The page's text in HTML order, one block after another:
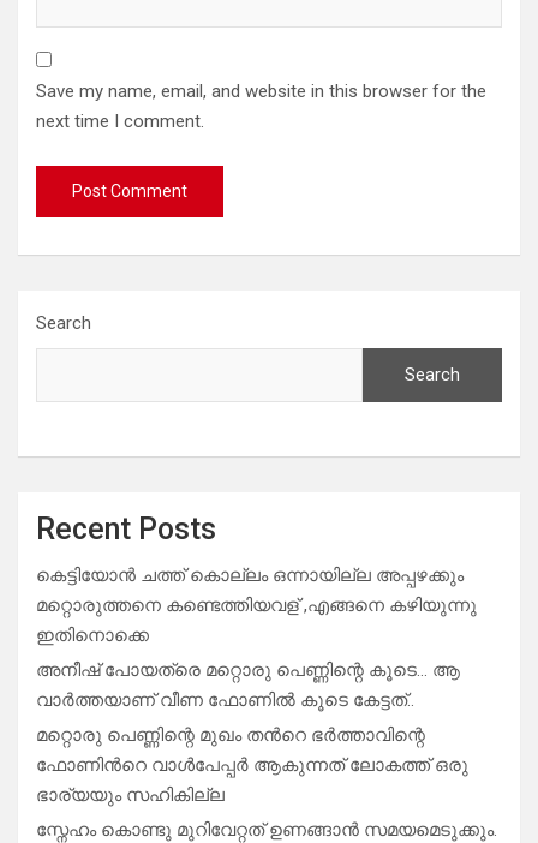
Save my name, email, and website in this browser for the
next time I comment.
Search
Search
Recent Posts
കെട്ടിയോൻ ചത്ത് കൊല്ലം ഒന്നായില്ല അപ്പഴക്കും
മറ്റൊരുത്തനെ കണ്ടെത്തിയവള് ,എങ്ങനെ കഴിയുന്നു
ഇതിനൊക്കെ
അനീഷ് പോയത്രെ മറ്റൊരു പെണ്ണിന്റെ കൂടെ… ആ
വാർത്തയാണ് വീണ ഫോണിൽ കൂടെ കേട്ടത്..
മറ്റൊരു പെണ്ണിന്റെ മുഖം തൻറെ ഭർത്താവിന്റെ
ഫോണിൻറെ വാൾപേപ്പർ ആകുന്നത് ലോകത്ത് ഒരു
ഭാര്യയും സഹികില്ല
സ്നേഹം കൊണ്ടു മുറിവേറ്റത് ഉണങ്ങാൻ സമയമെടുക്കും.